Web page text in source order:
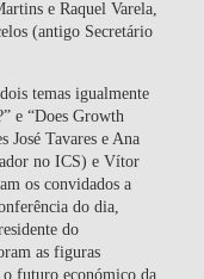
e Raquel Varela,
(antigo Secretário
temas igualmente
e “Does Growth
José Tavares e Ana
no ICS) e Vítor
os convidados a
do dia,
do
as figuras
futuro económico da